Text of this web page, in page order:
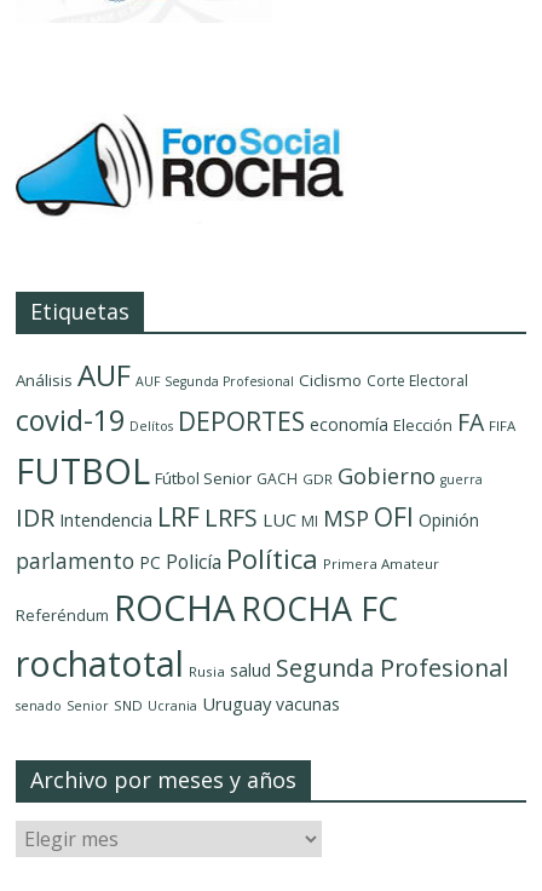
Etiquetas
Análisis AUF AUF Segunda Profesional Ciclismo Corte Electoral
covid-19 Delítos DEPORTES economía Elección FA FIFA
FUTBOL Fútbol Senior GACH GDR Gobierno guerra
IDR Intendencia LRF LRFS LUC MI MSP OFI Opinión
parlamento PC Policía Política Primera Amateur
Referéndum ROCHAROCHA FC
rochatotal Rusia salud Segunda Profesional
senado Senior SND Ucrania Uruguay vacunas
Archivo por meses y años